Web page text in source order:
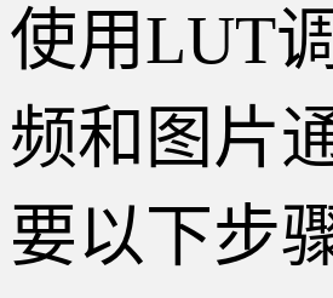
使用LUT
频和图片
要以下步